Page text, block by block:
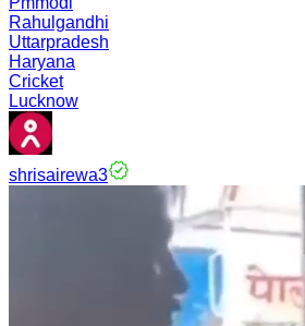
Rahulgandhi
Uttarpradesh
Haryana
Cricket
Lucknow
shrisairewa3